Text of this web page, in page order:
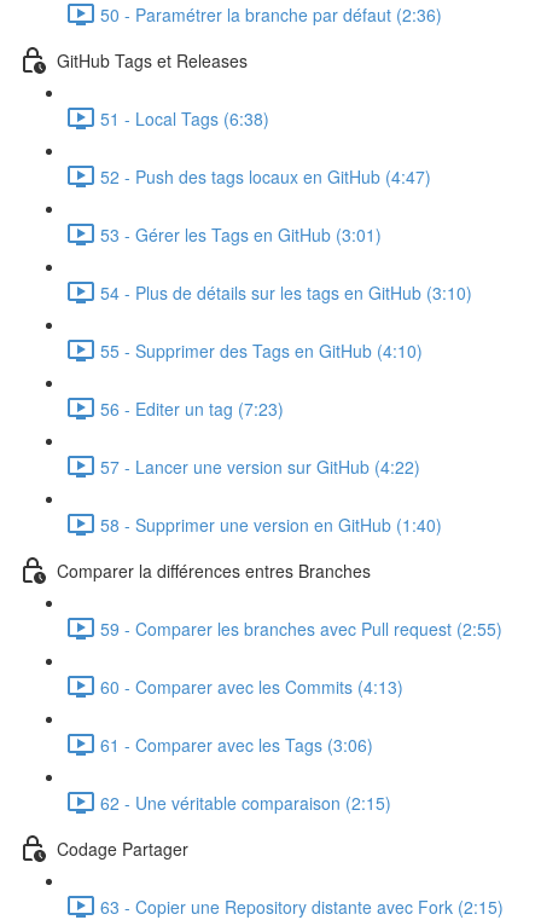
50 - Paramétrer la branche par défaut (2:36)
GitHub Tags et Releases
51 - Local Tags (6:38)
52 - Push des tags locaux en GitHub (4:47)
53 - Gérer les Tags en GitHub (3:01)
54 - Plus de détails sur les tags en GitHub (3:10)
55 - Supprimer des Tags en GitHub (4:10)
56 - Editer un tag (7:23)
57 - Lancer une version sur GitHub (4:22)
58 - Supprimer une version en GitHub (1:40)
Comparer la différences entres Branches
59 - Comparer les branches avec Pull request (2:55)
60 - Comparer avec les Commits (4:13)
61 - Comparer avec les Tags (3:06)
62 - Une véritable comparaison (2:15)
Codage Partager
63 - Copier une Repository distante avec Fork (2:15)